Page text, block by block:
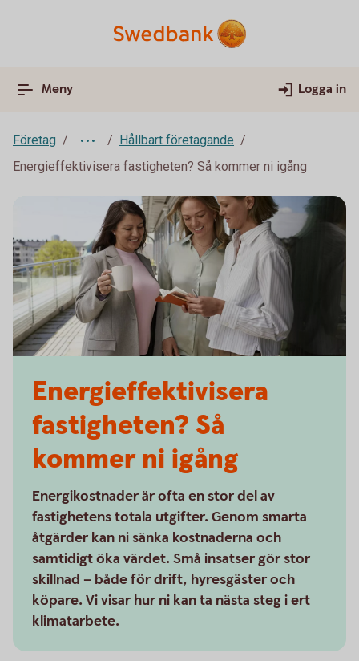
Meny Logga in
Företag
Hållbart företagande
Energieffektivisera fastigheten? Så kommer ni igång
Energieffektivisera
fastigheten? Så
kommer ni igång
Energikostnader är ofta en stor del av
fastighetens totala utgifter. Genom smarta
åtgärder kan ni sänka kostnaderna och
samtidigt öka värdet. Små insatser gör stor
skillnad – både för drift, hyresgäster och
köpare. Vi visar hur ni kan ta nästa steg i ert
klimatarbete.